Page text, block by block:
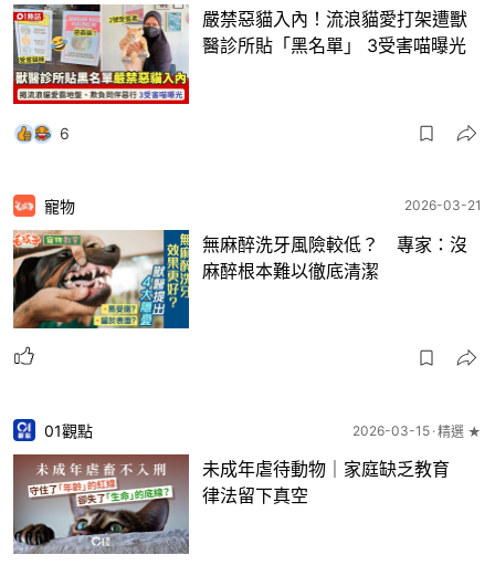
嚴禁惡貓入內！流浪貓愛打架遭獸
醫診所貼「黑名單」 3受害喵曝光
6
寵物 2026-03-21
無麻醉洗牙風險較低？ 專家：沒
麻醉根本難以徹底清潔
01觀點 2026-03-15 精選 ★
未成年虐待動物｜家庭缺乏教育
律法留下真空